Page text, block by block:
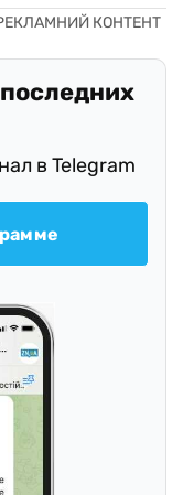
в Telegram